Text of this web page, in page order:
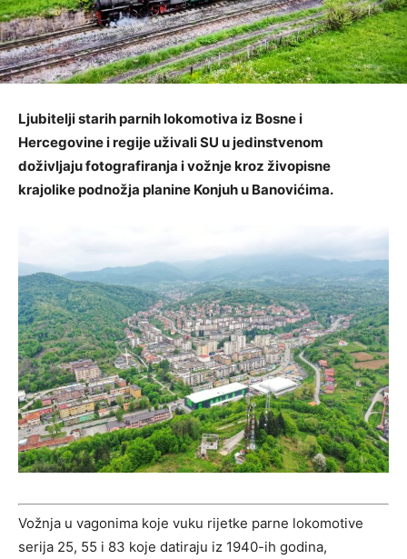
Ljubitelji starih parnih lokomotiva iz Bosne i
Hercegovine i regije uživali SU u jedinstvenom
doživljaju fotografiranja i vožnje kroz živopisne
krajolike podnožja planine Konjuh u Banovićima.
Vožnja u vagonima koje vuku rijetke parne lokomotive
serija 25, 55 i 83 koje datiraju iz 1940-ih godina,